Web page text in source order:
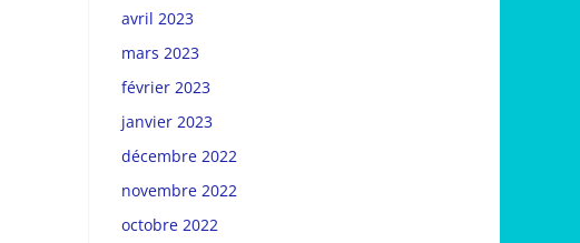
avril 2023
mars 2023
février 2023
janvier 2023
décembre 2022
novembre 2022
octobre 2022